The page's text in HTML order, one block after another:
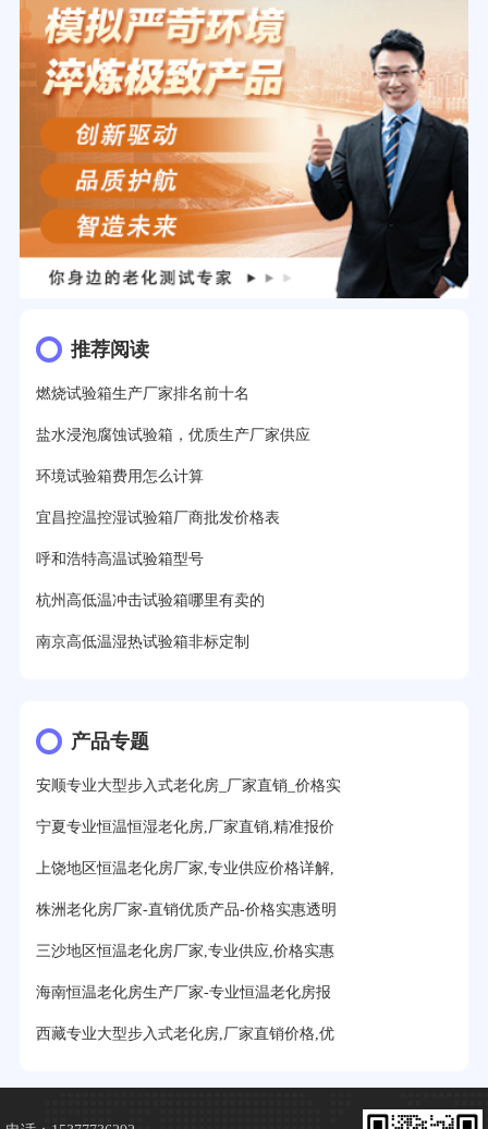
推荐阅读
燃烧试验箱生产厂家排名前十名
盐水浸泡腐蚀试验箱，优质生产厂家供应
环境试验箱费用怎么计算
宜昌控温控湿试验箱厂商批发价格表
呼和浩特高温试验箱型号
杭州高低温冲击试验箱哪里有卖的
南京高低温湿热试验箱非标定制
产品专题
安顺专业大型步入式老化房_厂家直销_价格实
宁夏专业恒温恒湿老化房,厂家直销,精准报价
上饶地区恒温老化房厂家,专业供应价格详解,
株洲老化房厂家-直销优质产品-价格实惠透明
三沙地区恒温老化房厂家,专业供应,价格实惠
海南恒温老化房生产厂家-专业恒温老化房报
西藏专业大型步入式老化房,厂家直销价格,优